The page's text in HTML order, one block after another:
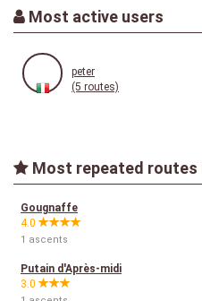
Most active users
peter
(5 routes)
Most repeated routes
Gougnaffe
4.0
1 ascents
Putain d'Après-midi
3.0